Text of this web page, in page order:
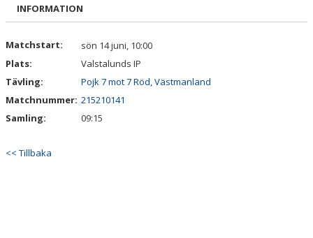
BILDGALLERI
DOKUMENT
MATCHER
INFORMATION
Matchstart:
sön 14 juni, 10:00
Plats:
Valstalunds IP
Tävling:
Pojk 7 mot 7 Röd, Västmanland
Matchnummer: 215210141
Samling:
09:15
<< Tillbaka